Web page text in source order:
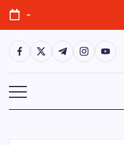
Skip
content
-
https://https://twitter.com/
https://t.me/
https://